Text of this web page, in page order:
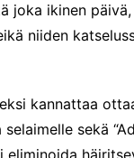
joka ikinen
niiden
kannattaa
sekä